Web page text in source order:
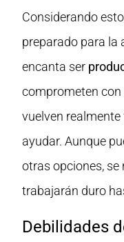
Considerando
preparado para la
encanta ser
comprometen con
vuelven
ayudar. Aunque
otras opciones,
trabajarán duro
Debilidades